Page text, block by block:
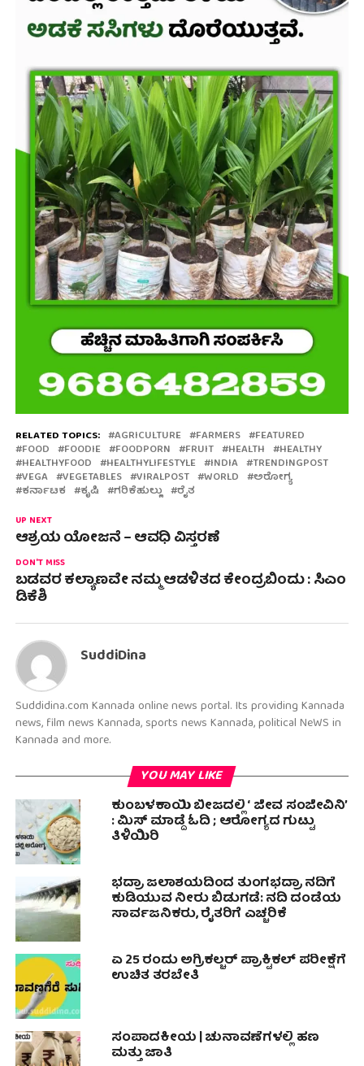
RELATED TOPICS: AGRICULTURE FARMERS FEATURED
FOOD FOODIE FOODPORN FRUIT HEALTH HEALTHY
HEALTHYFOOD HEALTHYLIFESTYLE INDIA TRENDINGPOST
VEGA VEGETABLES VIRALPOST WORLD ಅರೋಗ್ಯ
ಕರ್ನಾಟಕ ಕೃಷಿ ಗರಿಕೆಹುಲ್ಲು ರೈತ
UP NEXT
ಆಶ್ರಯ ಯೋಜನೆ – ಆವಧಿ ವಿಸ್ತರಣೆ
DON'T MISS
ಬಡವರ ಕಲ್ಯಾಣವೇ ನಮ್ಮ ಆಡಳಿತದ ಕೇಂದ್ರಬಿಂದು : ಸಿಎಂ
ಡಿಕೆಶಿ
SuddiDina
Suddidina.com Kannada online news portal. Its providing Kannada
news, film news Kannada, sports news Kannada, political NeWS in
Kannada and more.
YOU MAY LIKE
ಕುಂಬಳಕಾಯಿ ಬೀಜದಲ್ಲಿ ‘ ಜೀವ ಸಂಜೀವಿನಿ’
: ಮಿಸ್ ಮಾಡ್ದೆ ಓದಿ ; ಆರೋಗ್ಯದ ಗುಟ್ಟು
ತಿಳಿಯಿರಿ
ಭದ್ರಾ ಜಲಾಶಯದಿಂದ ತುಂಗಭದ್ರಾ ನದಿಗೆ
ಕುಡಿಯುವ ನೀರು ಬಿಡುಗಡೆ: ನದಿ ದಂಡೆಯ
ಸಾರ್ವಜನಿಕರು, ರೈತರಿಗೆ ಎಚ್ಚರಿಕೆ
ಏ 25 ರಂದು ಅಗ್ರಿಕಲ್ಚರ್ ಪ್ರಾಕ್ಟಿಕಲ್ ಪರೀಕ್ಷೆಗೆ
ಉಚಿತ ತರಬೇತಿ
ಸಂಪಾದಕೀಯ | ಚುನಾವಣೆಗಳಲ್ಲಿ ಹಣ
ಮತ್ತು ಜಾತಿ